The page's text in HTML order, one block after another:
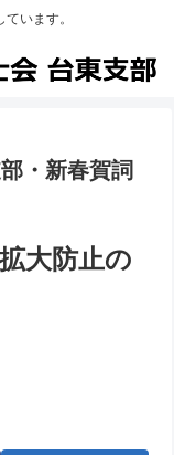
います。
・新春賀詞
大防止の